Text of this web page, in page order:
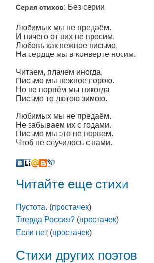
Серия стихов: Без серии
Любимых мы не предаём.
И ничего от них не просим.
Любовь как нежное письмо,
На сердце мы в конверте носим.
Читаем, плачем иногда,
Письмо мы нежное порою.
Но не порвём мы никогда
Письмо то лютою зимою.
Любимых мы не предаём.
Не забываем их с годами.
Письмо мы это не порвём.
Чтоб не случилось с нами.
Читайте еще стихи
Пустота. (простачек)
Тверда Россия? (простачек)
Если нет (простачек)
Стихи других поэтов